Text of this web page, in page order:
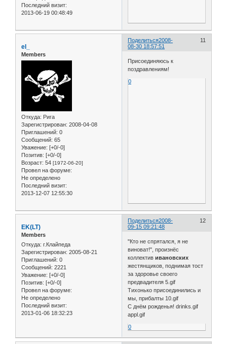
Последний визит:
2013-06-19 00:48:49
Поделиться 11
2008-
08-30 18:57:51
el_
Members
Откуда: Рига
Зарегистрирован: 2008-04-08
Приглашений: 0
Сообщений: 65
Уважение: [+0/-0]
Позитив: [+0/-0]
Возраст: 54 [1972-06-20]
Провел на форуме:
Не определено
Последний визит:
2013-12-07 12:55:30
Присоединяюсь к
поздравлениям!
0
Поделиться 12
2008-
09-15 09:21:48
EK(LT)
Members
Откуда: г.Клайпеда
Зарегистрирован: 2005-08-21
Приглашений: 0
Сообщений: 2221
Уважение: [+0/-0]
Позитив: [+0/-0]
Провел на форуме:
Не определено
Последний визит:
2013-01-06 18:32:23
"Кто не спрятался, я не
виноват!", произнёс
коллектививановских
жестянщиков, поднимая тост
за здоровье своего
предвадителя 5.gif
Тихонько присоединились и
мы, прибалты 10.gif
С днём рожденья! drinks.gif
appl.gif
0